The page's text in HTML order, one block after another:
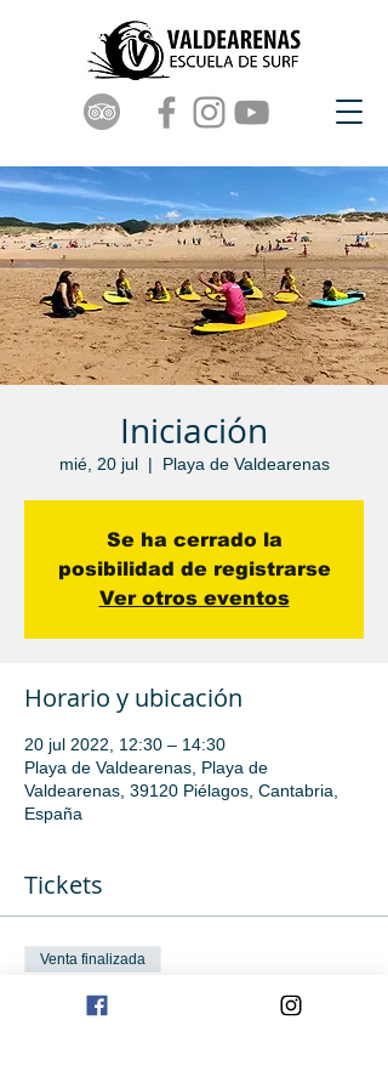
Iniciación
mié, 20 jul
  |
Playa de Valdearenas
Se ha cerrado la
posibilidad de registrarse
Ver otros eventos
Horario y ubicación
20 jul 2022, 12:30 – 14:30
Playa de Valdearenas, Playa de
Valdearenas, 39120 Piélagos, Cantabria,
España
Tickets
Venta finalizada
Tipo de entrada